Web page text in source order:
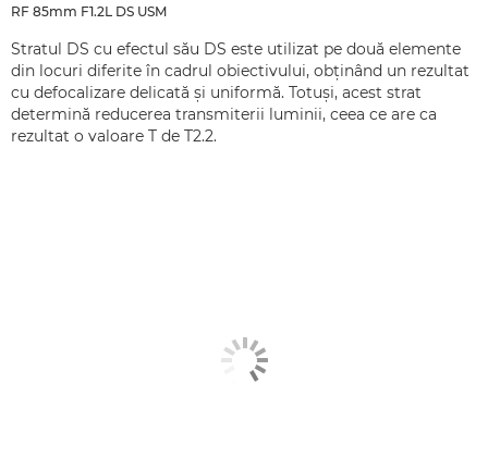
RF 85mm F1.2L DS USM
Stratul DS cu efectul său DS este utilizat pe două elemente
din locuri diferite în cadrul obiectivului, obţinând un rezultat
cu defocalizare delicată şi uniformă. Totuşi, acest strat
determină reducerea transmiterii luminii, ceea ce are ca
rezultat o valoare T de T2.2.